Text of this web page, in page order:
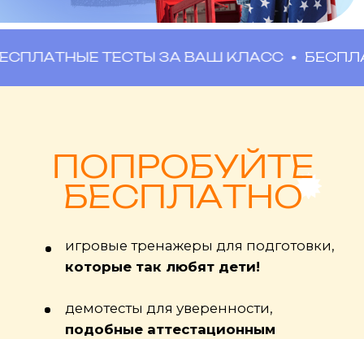
ТЕСТЫ ЗА ВАШ КЛАСС БЕСПЛАТНЫЕ
ОЦЕНКА ИЗ СЕКЦИИ/КРУЖКА
По некоторым предметам можно
ПРОСТАЯ НАВИГАЦИЯ
Платформа сделана для ребенка и
родителя, 100% простоты и
удобства по мнению наших семей!
3 ПОПЫТКИ НА СДАЧУ
любой предмет 3 раза на лучшую
оценку!